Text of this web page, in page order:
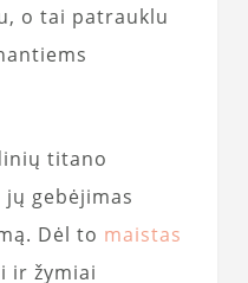
o tai patrauklu
titano
gebėjimas
Dėl to maistas
ir žymiai